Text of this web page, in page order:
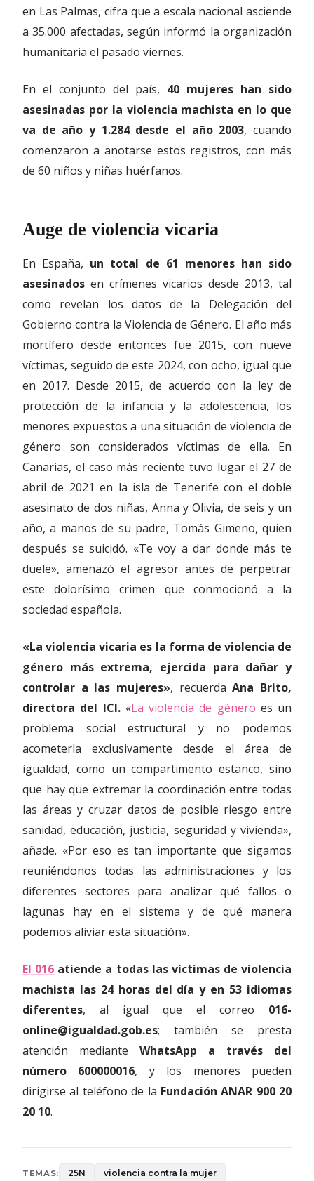
en Las Palmas, cifra que a escala nacional asciende
a 35.000 afectadas, según informó la organización
humanitaria el pasado viernes.
En el conjunto del país, 40 mujeres han sido
asesinadas por la violencia machista en lo que
va de año y 1.284 desde el año 2003, cuando
comenzaron a anotarse estos registros, con más
de 60 niños y niñas huérfanos.
Auge de violencia vicaria
En España, un total de 61 menores han sido
asesinados en crímenes vicarios desde 2013, tal
como revelan los datos de la Delegación del
Gobierno contra la Violencia de Género. El año más
mortífero desde entonces fue 2015, con nueve
víctimas, seguido de este 2024, con ocho, igual que
en 2017. Desde 2015, de acuerdo con la ley de
protección de la infancia y la adolescencia, los
menores expuestos a una situación de violencia de
género son considerados víctimas de ella. En
Canarias, el caso más reciente tuvo lugar el 27 de
abril de 2021 en la isla de Tenerife con el doble
asesinato de dos niñas, Anna y Olivia, de seis y un
año, a manos de su padre, Tomás Gimeno, quien
después se suicidó. «Te voy a dar donde más te
duele», amenazó el agresor antes de perpetrar
este dolorísimo crimen que conmocionó a la
sociedad española.
«La violencia vicaria es la forma de violencia de
género más extrema, ejercida para dañar y
controlar a las mujeres», recuerda Ana Brito,
directora del ICI.«La violencia de género es un
problema social estructural y no podemos
acometerla exclusivamente desde el área de
igualdad, como un compartimento estanco, sino
que hay que extremar la coordinación entre todas
las áreas y cruzar datos de posible riesgo entre
sanidad, educación, justicia, seguridad y vivienda»,
añade. «Por eso es tan importante que sigamos
reuniéndonos todas las administraciones y los
diferentes sectores para analizar qué fallos o
lagunas hay en el sistema y de qué manera
podemos aliviar esta situación».
El 016 atiende a todas las víctimas de violencia
machista las 24 horas del día y en 53 idiomas
diferentes, al igual que el correo 016-
online@igualdad.gob.es; también se presta
atención mediante WhatsApp a través del
número 600000016, y los menores pueden
dirigirse al teléfono de la Fundación ANAR 900 20
20 10.
TEMAS: 25N
violencia contra la mujer